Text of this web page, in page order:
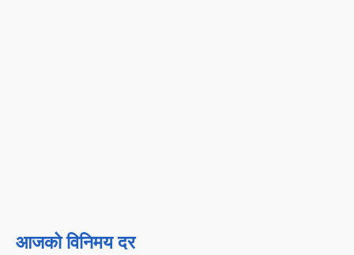
आजको विनिमय दर